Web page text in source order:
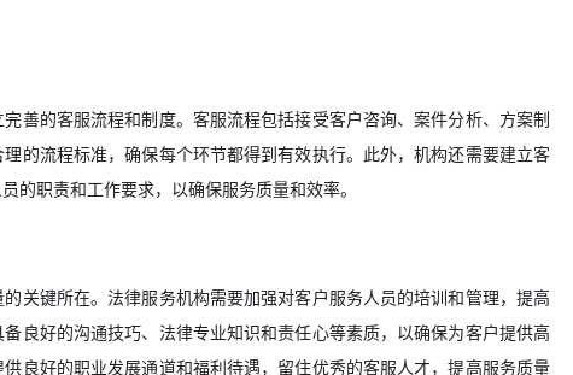
善的客服流程和制度。客服流程包括接受客户咨询、案件分析、方案制
的流程标准，确保每个环节都得到有效执行。此外，机构还需要建立客
的职责和工作要求，以确保服务质量和效率。
关键所在。法律服务机构需要加强对客户服务人员的培训和管理，提高
良好的沟通技巧、法律专业知识和责任心等素质，以确保为客户提供高
良好的职业发展通道和福利待遇，留住优秀的客服人才，提高服务质量